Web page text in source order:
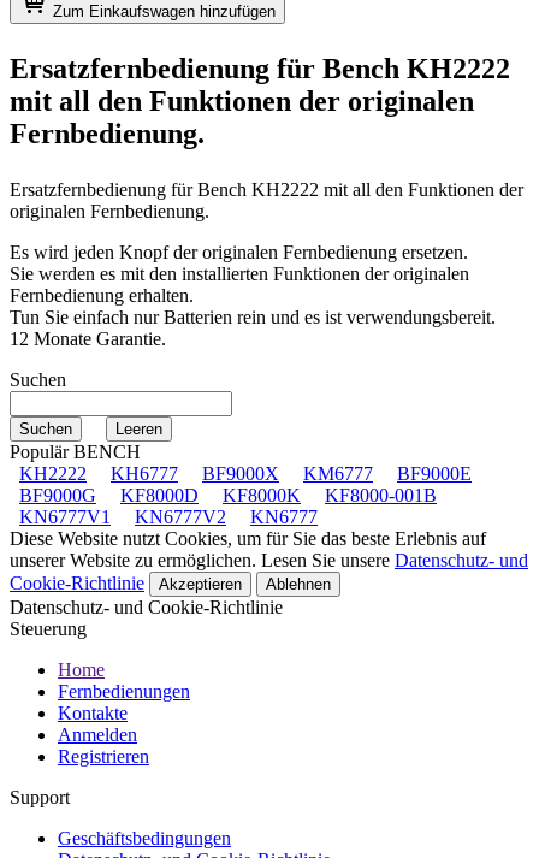
Zum Einkaufswagen hinzufügen
Ersatzfernbedienung für Bench KH2222
mit all den Funktionen der originalen
Fernbedienung.
Ersatzfernbedienung fürBench KH2222 mit all den Funktionen der
originalen Fernbedienung.
Es wird jeden Knopf der originalen Fernbedienung ersetzen.
Sie werden es mit den installierten Funktionen der originalen
Fernbedienung erhalten.
Tun Sie einfach nur Batterien rein und es ist verwendungsbereit.
12 Monate Garantie.
Suchen
Populär BENCH
KH2222
KH6777 BF9000X KM6777
BF9000E
BF9000G
KF8000D KF8000K
KF8000-001B
KN6777V1
KN6777V2
KN6777
Diese Website nutzt Cookies, um für Sie das beste Erlebnis auf
unserer Website zu ermöglichen. Lesen Sie unsere Datenschutz- und
Cookie-Richtlinie
Akzeptieren Ablehnen
Datenschutz- und Cookie-Richtlinie
Steuerung
Home
Fernbedienungen
Kontakte
Anmelden
Registrieren
Support
Geschäftsbedingungen